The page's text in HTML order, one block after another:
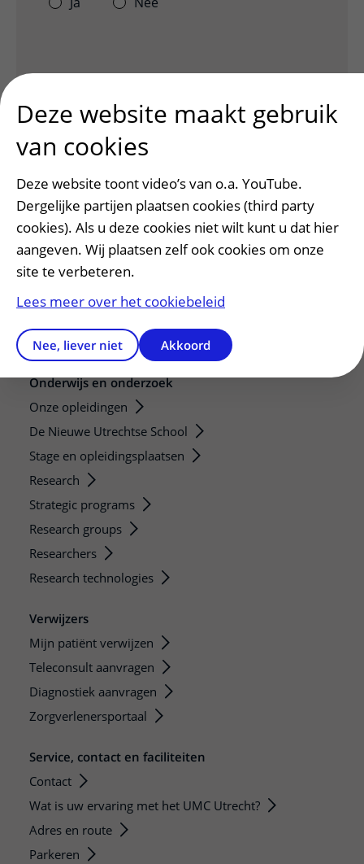
Patiënt en bezoek
Afspraak maken of wijzigen
Voorbereiden op uw afspraak
Wijzigen patiëntgegevens
Bezoektijden
Onderwijs en onderzoek
Onze opleidingen
De Nieuwe Utrechtse School
Stage en opleidingsplaatsen
Research
Strategic programs
Research groups
Researchers
Research technologies
Verwijzers
Mijn patiënt verwijzen
Teleconsult aanvragen
Diagnostiek aanvragen
Zorgverlenersportaal
Service, contact en faciliteiten
Contact
Wat is uw ervaring met het UMC Utrecht?
Adres en route
Parkeren
Deze website maakt gebruik
van cookies
Deze website toont video’s van o.a. YouTube.
Dergelijke partijen plaatsen cookies (third party
cookies). Als u deze cookies niet wilt kunt u dat hier
aangeven. Wij plaatsen zelf ook cookies om onze
site te verbeteren.
Lees meer over het cookiebeleid
Nee, liever niet Akkoord